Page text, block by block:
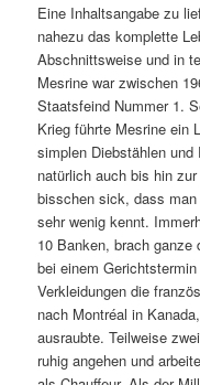
Eine Inhaltsangabe zu
nahezu das komplette
Abschnittsweise und in
Mesrine war zwischen
Staatsfeind Nummer 1.
Krieg führte Mesrine ein
simplen Diebstählen
natürlich auch bis hin
bisschen sick, dass
sehr wenig kennt.
10 Banken, brach
bei einem
Verkleidungen die
nach Montréal in
ausraubte. Teilweise
ruhig angehen und